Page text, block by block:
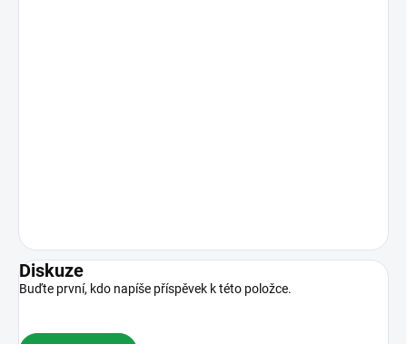
Diskuze
Buďte první, kdo napíše příspěvek k této položce.